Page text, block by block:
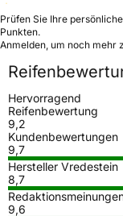
Prüfen Sie Ihre
Punkten.
Anmelden, um noch mehr
Hervorragend
Reifenbewertung
9,2
Kundenbewertungen
9,7
Hersteller Vredestein
8,7
9,6